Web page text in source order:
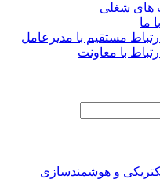
شغلی
ما
مستقیم با مدیرعامل
با معاونت
و هوشمندسازی